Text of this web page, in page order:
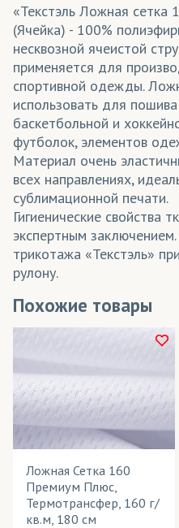
«Текстэль Ложная
(Ячейка) - 100%
несквозной ячеистой
применяется для
спортивной одежды.
использовать для
баскетбольной и
футболок, элементов
Материал очень
всех направлениях,
сублимационной печати.
Гигиенические свойства
экспертным
трикотажа «Текстэль»
рулону.
Похожие товары
Ложная Сетка 160
Премиум Плюс,
Термотрансфер, 160 г/
кв.м, 180 см